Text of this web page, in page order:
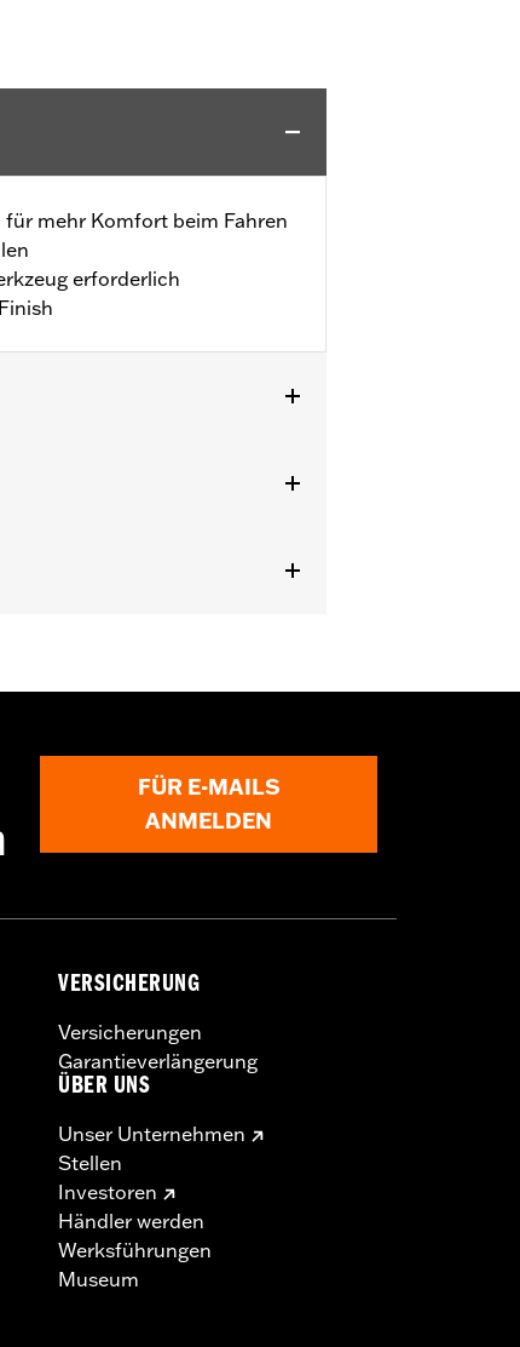
für mehr Komfort beim Fahren
erforderlich
FÜR E-MAILS
ANMELDEN
VERSICHERUNG
Versicherungen
Garantieverlängerung
ÜBER UNS
Unser Unternehmen
Stellen
Investoren
Händler werden
Werksführungen
Museum